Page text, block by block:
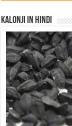
Kalonji In Hindi